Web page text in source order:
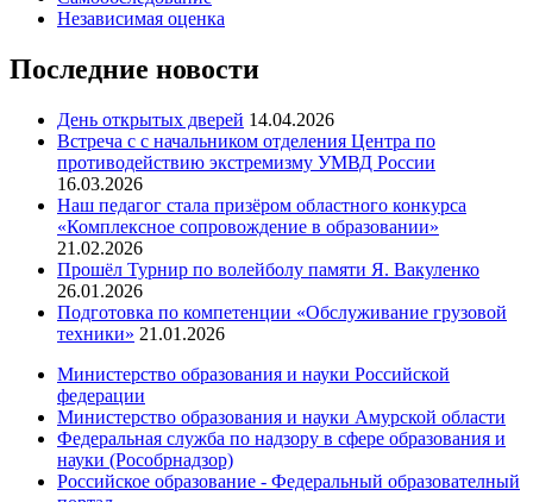
Независимая оценка
Последние новости
День открытых дверей 14.04.2026
Встреча с с начальником отделения Центра по
противодействию экстремизму УМВД России
16.03.2026
Наш педагог стала призёром областного конкурса
«Комплексное сопровождение в образовании»
21.02.2026
Прошёл Турнир по волейболу памяти Я. Вакуленко
26.01.2026
Подготовка по компетенции «Обслуживание грузовой
техники» 21.01.2026
Министерство образования и науки Российской
федерации
Министерство образования и науки Амурской области
Федеральная служба по надзору в сфере образования и
науки (Рособрнадзор)
Российское образование - Федеральный образователный